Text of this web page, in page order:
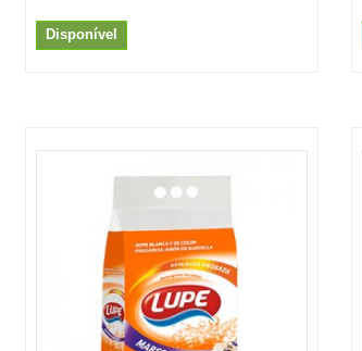
Disponível